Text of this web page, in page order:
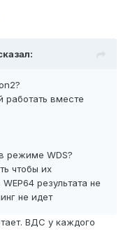
работать вместе
режиме WDS?
чтобы их
результата не
не идет
ВДС у каждого